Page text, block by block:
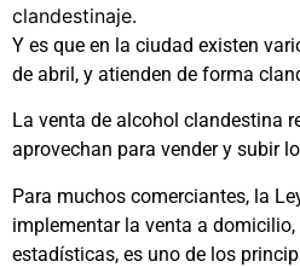
clandestinaje.
Y es que en la ciudad existen
de abril, y atienden de forma
La venta de alcohol clandestina
aprovechan para vender y subir
Para muchos comerciantes, la
implementar la venta a
estadísticas, es uno de los